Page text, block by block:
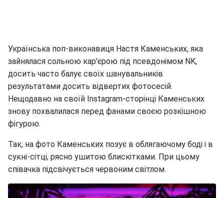
Українська поп-виконавиця Настя Каменських, яка
зайнялася сольною кар'єрою під псевдонімом NK,
досить часто балує своїх шанувальників
результатами досить відвертих фотосесій.
Нещодавно на своїй Іnstagram-сторінці Каменських
знову похвалилася перед фанами своєю розкішною
фігурою.
Так, на фото Каменських позує в облягаючому боді і в
сукні-сітці, рясно ушитою блискітками. При цьому
співачка підсвічується червоним світлом.